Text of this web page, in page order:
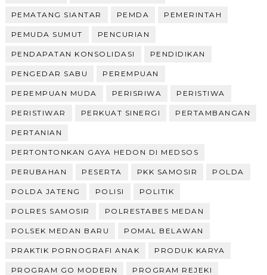
PEMATANG SIANTAR PEMDA PEMERINTAH
PEMUDA SUMUT PENCURIAN
PENDAPATAN KONSOLIDASI PENDIDIKAN
PENGEDAR SABU PEREMPUAN
PEREMPUAN MUDA PERISRIWA PERISTIWA
PERISTIWAR PERKUAT SINERGI PERTAMBANGAN
PERTANIAN
PERTONTONKAN GAYA HEDON DI MEDSOS
PERUBAHAN PESERTA PKK SAMOSIR POLDA
POLDA JATENG POLISI POLITIK
POLRES SAMOSIR POLRESTABES MEDAN
POLSEK MEDAN BARU POMAL BELAWAN
PRAKTIK PORNOGRAFI ANAK PRODUK KARYA
PROGRAM GO MODERN PROGRAM REJEKI